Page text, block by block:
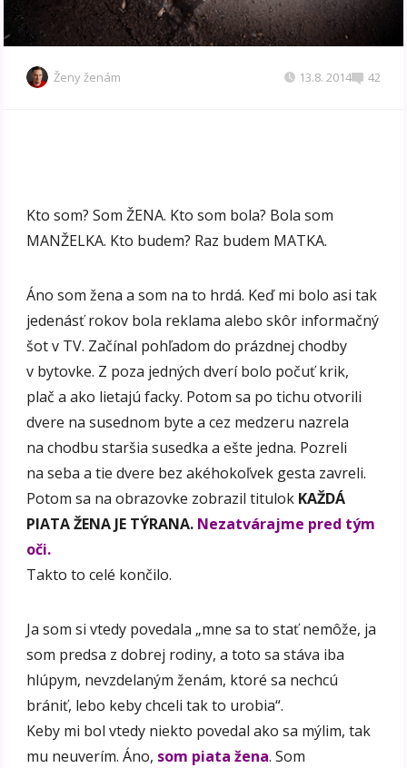
Ženy ženám 13.8. 2014 42
Kto som? Som ŽENA. Kto som bola? Bola som
MANŽELKA. Kto budem? Raz budem MATKA.
Áno som žena a som na to hrdá. Keď mi bolo asi tak
jedenásť rokov bola reklama alebo skôr informačný
šot v TV. Začínal pohľadom do prázdnej chodby
v bytovke. Z poza jedných dverí bolo počuť krik,
plač a ako lietajú facky. Potom sa po tichu otvorili
dvere na susednom byte a cez medzeru nazrela
na chodbu staršia susedka a ešte jedna. Pozreli
na seba a tie dvere bez akéhokoľvek gesta zavreli.
Potom sa na obrazovke zobrazil titulok KAŽDÁ
PIATA ŽENA JE TÝRANA. Nezatvárajme pred tým
oči.
Takto to celé končilo.
Ja som si vtedy povedala „mne sa to stať nemôže, ja
som predsa z dobrej rodiny, a toto sa stáva iba
hlúpym, nevzdelaným ženám, ktoré sa nechcú
brániť, lebo keby chceli tak to urobia“.
Keby mi bol vtedy niekto povedal ako sa mýlim, tak
mu neuverím. Áno, som piata žena. Som